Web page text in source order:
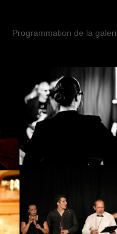
Programmation de la